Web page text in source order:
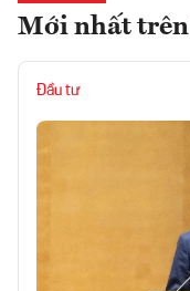
Mới nhất trên
Đầu tư